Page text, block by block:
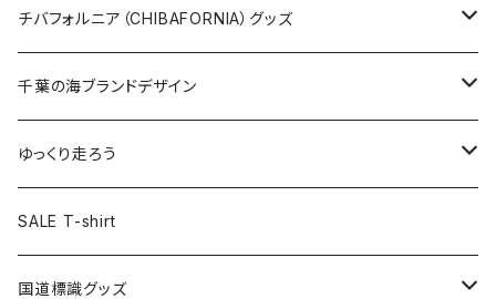
Tシャツ
キャップ
トートバッグ
ランチバッグ
エコバッグ
缶バッジ
キーホルダー
クリアファイル
ステッカー
缶バッジ
キーホルダー
クリアファイル
ステッカー大
缶バッジ32mm
缶バッジ54mm
エコバッグ
JAGUARさんコラボグッズ
Tシャツ
ステッカー
サコッシュ
ホテルキーホルダー
モーテルキーホルダー
ステッカー
缶バッジ
クリアファイル
マスク
エコバッグ
Tシャツ
キャップ
エコバッグ
ステッカー
モーテルキーホルダー
チバフォルニア（CHIBAFORNIA）グッズ
Tシャツ
キャップ
ステッカー
ホテルキーホルダー
千葉の海ブランドデザイン
Tシャツ
キャップ
ステッカー
ゆっくり走ろう
Tシャツ
ステッカー
SALE T-shirt
国道標識グッズ